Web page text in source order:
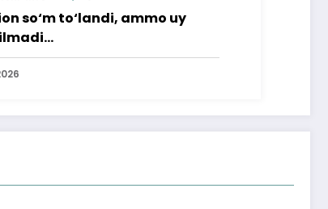
so‘m to‘landi, ammo uy